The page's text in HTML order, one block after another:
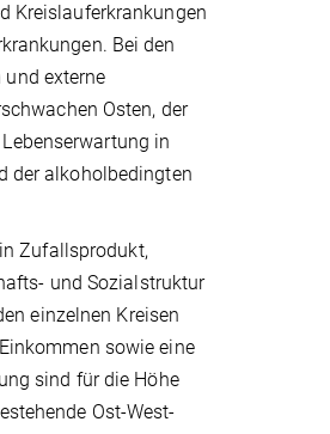
Kreislauferkrankungen
Bei den
externe
Osten, der
in
der alkoholbedingten
Zufallsprodukt,
und Sozialstruktur
einzelnen Kreisen
sowie eine
sind für die Höhe
Ost-West-